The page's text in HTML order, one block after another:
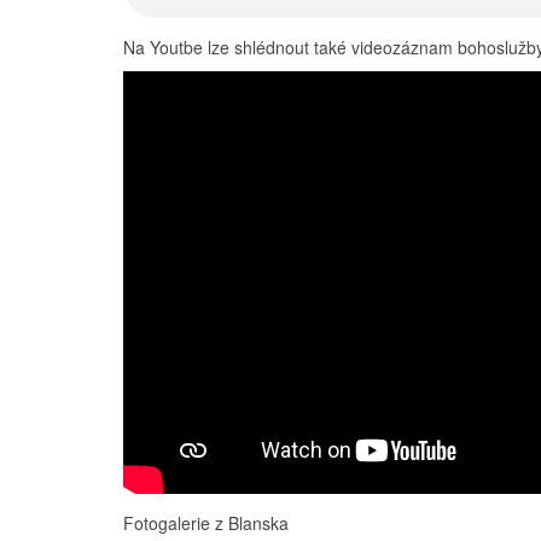
Na Youtbe lze shlédnout také videozáznam
Fotogalerie z Blanska